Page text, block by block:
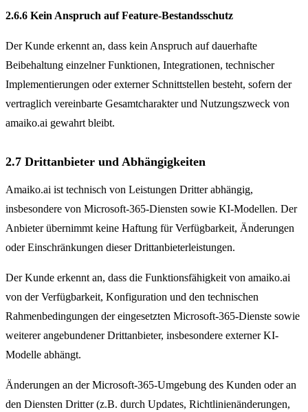
2.6.6 Kein Anspruch auf Feature-Bestandsschutz
Der Kunde erkennt an, dass kein Anspruch auf dauerhafte
Beibehaltung einzelner Funktionen, Integrationen, technischer
Implementierungen oder externer Schnittstellen besteht, sofern der
vertraglich vereinbarte Gesamtcharakter und Nutzungszweck von
amaiko.ai gewahrt bleibt.
2.7 Drittanbieter und Abhängigkeiten
Amaiko.ai ist technisch von Leistungen Dritter abhängig,
insbesondere von Microsoft-365-Diensten sowie KI-Modellen. Der
Anbieter übernimmt keine Haftung für Verfügbarkeit, Änderungen
oder Einschränkungen dieser Drittanbieterleistungen.
Der Kunde erkennt an, dass die Funktionsfähigkeit von amaiko.ai
von der Verfügbarkeit, Konfiguration und den technischen
Rahmenbedingungen der eingesetzten Microsoft-365-Dienste sowie
weiterer angebundener Drittanbieter, insbesondere externer KI-
Modelle abhängt.
Änderungen an der Microsoft-365-Umgebung des Kunden oder an
den Diensten Dritter (z.B. durch Updates, Richtlinienänderungen,